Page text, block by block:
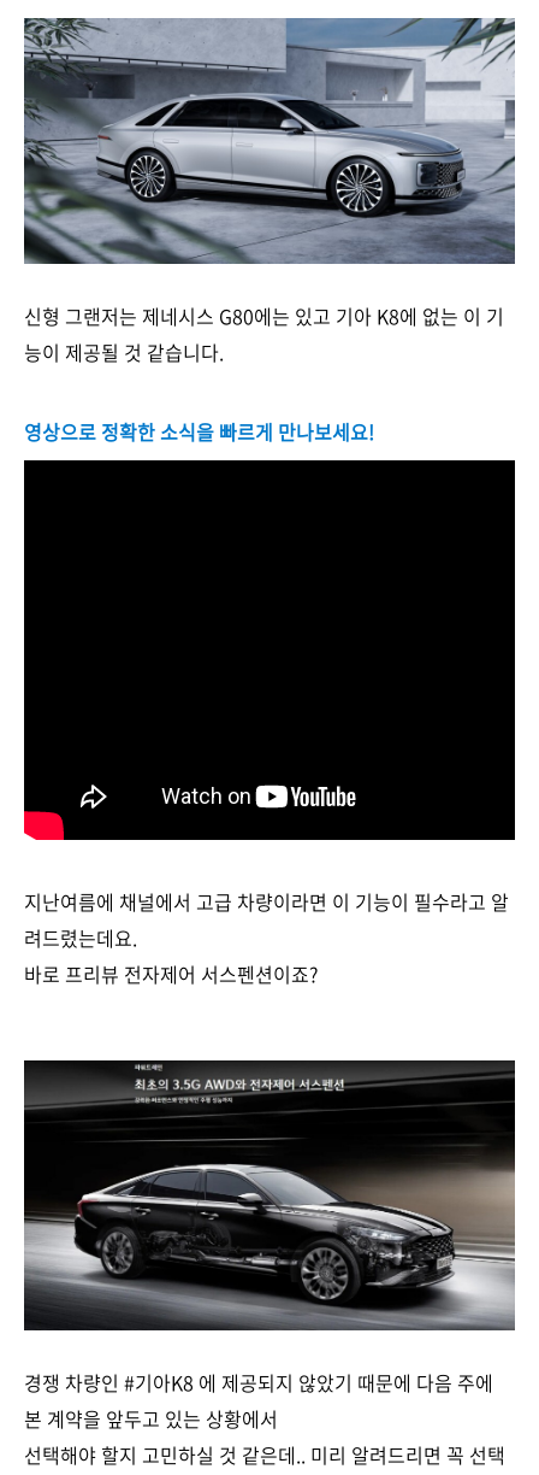
신형 그랜저는 제네시스 G80에는 있고 기아 K8에 없는 이 기
능이 제공될 것 같습니다.
영상으로 정확한 소식을 빠르게 만나보세요!
지난여름에 채널에서 고급 차량이라면 이 기능이 필수라고 알
려드렸는데요.
바로 프리뷰 전자제어 서스펜션이죠?
경쟁 차량인 #기아K8 에 제공되지 않았기 때문에 다음 주에
본 계약을 앞두고 있는 상황에서
선택해야 할지 고민하실 것 같은데.. 미리 알려드리면 꼭 선택